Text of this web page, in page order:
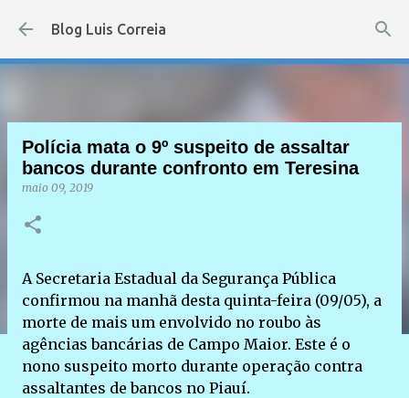
Pular para o conteúdo principal
Blog Luis Correia
Polícia mata o 9º suspeito de assaltar
bancos durante confronto em Teresina
maio 09, 2019
A Secretaria Estadual da Segurança Pública
confirmou na manhã desta quinta-feira (09/05), a
morte de mais um envolvido no roubo às
agências bancárias de Campo Maior. Este é o
nono suspeito morto durante operação contra
assaltantes de bancos no Piauí.